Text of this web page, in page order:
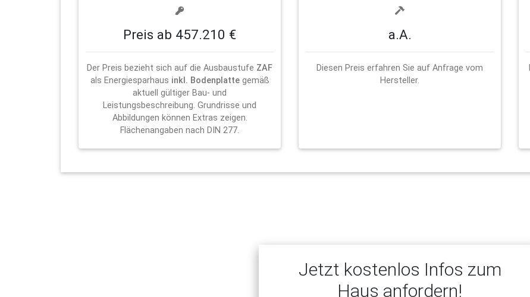
Preis ab 457.210 €
Der Preis bezieht sich auf die Ausbaustufe ZAF
als Energiesparhaus inkl. Bodenplattegemäß
aktuell gültiger Bau- und
Leistungsbeschreibung. Grundrisse und
Abbildungen können Extras zeigen.
Flächenangaben nach DIN 277.
a.A.
Diesen Preis erfahren Sie auf Anfrage vom
Hersteller.
Jetzt kostenlos Infos zum
Haus anfordern!